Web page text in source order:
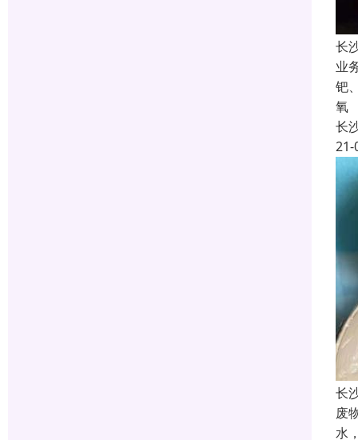
长
业
钯
氧
长
21-
长
废
水